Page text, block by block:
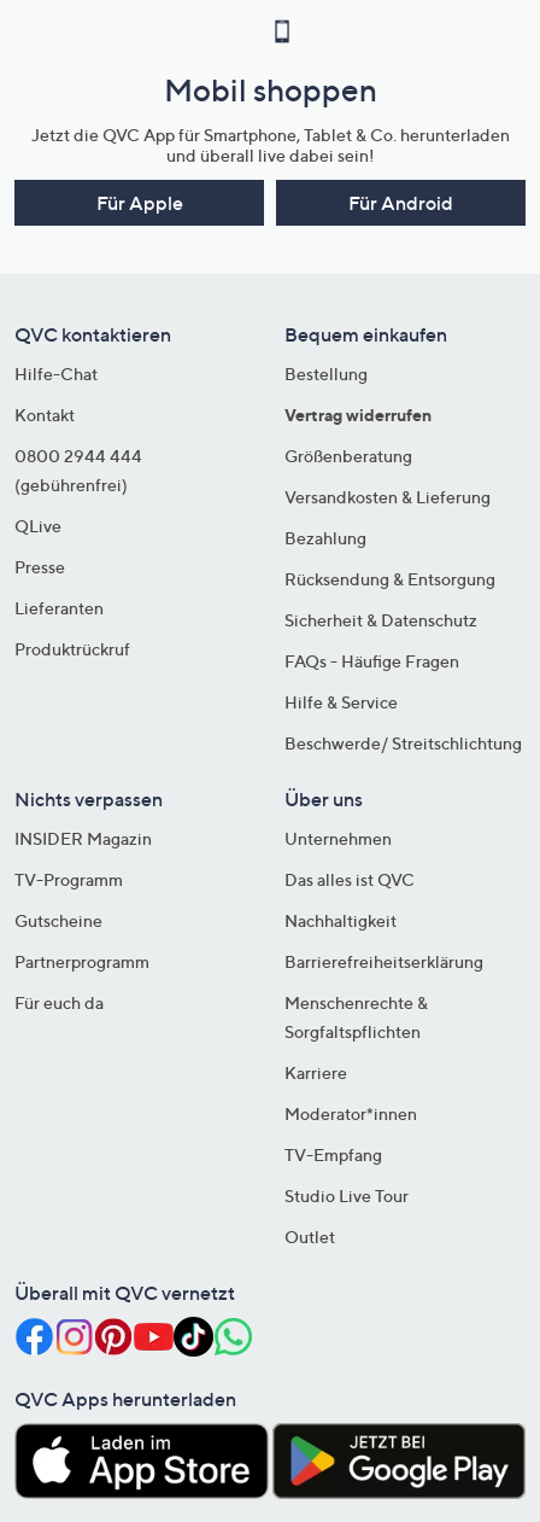
Mobil shoppen
Jetzt die QVC App für Smartphone, Tablet & Co. herunterladen
und überall live dabei sein!
Für Apple Für Android
QVC kontaktieren
Hilfe-Chat
Kontakt
0800 2944 444
(gebührenfrei)
QLive
Presse
Lieferanten
Produktrückruf
Bequem einkaufen
Bestellung
Vertrag widerrufen
Größenberatung
Versandkosten & Lieferung
Bezahlung
Rücksendung & Entsorgung
Sicherheit & Datenschutz
FAQs - Häufige Fragen
Hilfe & Service
Beschwerde/ Streitschlichtung
Nichts verpassen
INSIDER Magazin
TV-Programm
Gutscheine
Partnerprogramm
Für euch da
Über uns
Unternehmen
Das alles ist QVC
Nachhaltigkeit
Barrierefreiheitserklärung
Menschenrechte &
Sorgfaltspflichten
Karriere
Moderator*innen
TV-Empfang
Studio Live Tour
Outlet
Überall mit QVC vernetzt
QVC Apps herunterladen